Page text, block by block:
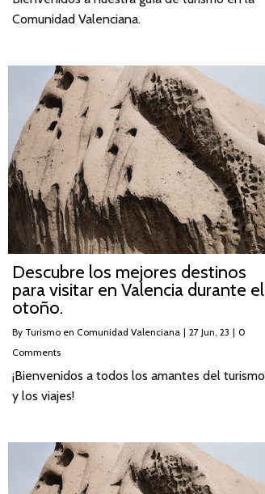
Comunidad Valenciana.
Descubre los mejores destinos
para visitar en Valencia durante el
otoño.
By Turismo en Comunidad Valenciana | 27 Jun, 23 | 0
Comments
¡Bienvenidos a todos los amantes del turismo
y los viajes!